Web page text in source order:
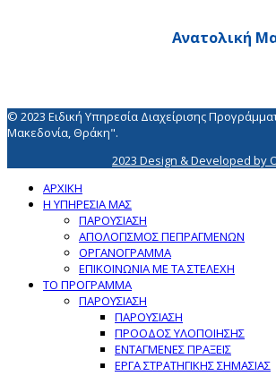
Ανατολική
© 2023 Ειδική Υπηρεσία Διαχείρισης
Μακεδονία, Θράκη".
2023 Design & Developed by
ΑΡΧΙΚΗ
Η ΥΠΗΡΕΣΙΑ ΜΑΣ
ΠΑΡΟΥΣΙΑΣΗ
ΑΠΟΛΟΓΙΣΜΟΣ ΠΕΠΡΑΓΜΕΝΩΝ
ΟΡΓΑΝΟΓΡΑΜΜΑ
ΕΠΙΚΟΙΝΩΝΙΑ ΜΕ ΤΑ ΣΤΕΛΕΧΗ
ΤΟ ΠΡΟΓΡΑΜΜΑ
ΠΑΡΟΥΣΙΑΣΗ
ΠΑΡΟΥΣΙΑΣΗ
ΠΡΟΟΔΟΣ ΥΛΟΠΟΙΗΣΗΣ
ΕΝΤΑΓΜΕΝΕΣ ΠΡΑΞΕΙΣ
ΕΡΓΑ ΣΤΡΑΤΗΓΙΚΗΣ ΣΗΜΑΣΙΑΣ